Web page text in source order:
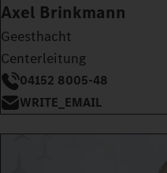
Axel Brinkmann
Geesthacht
Centerleitung
04152 8005-48
WRITE_EMAIL